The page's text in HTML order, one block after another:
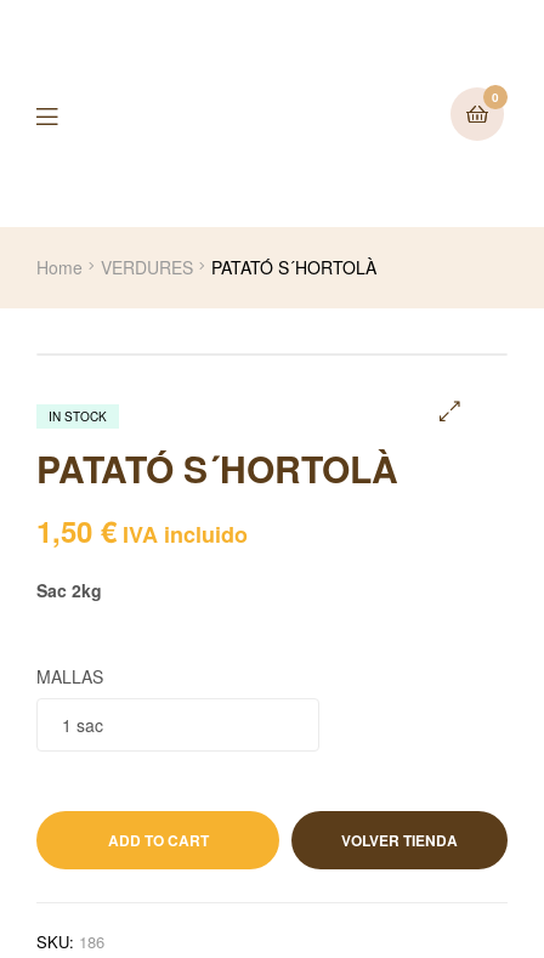
0
Home VERDURES PATATÓ S´HORTOLÀ
IN STOCK
PATATÓ S´HORTOLÀ
1,50 € IVA incluido
Sac 2kg
MALLAS
ADD TO CART VOLVER TIENDA
SKU: 186